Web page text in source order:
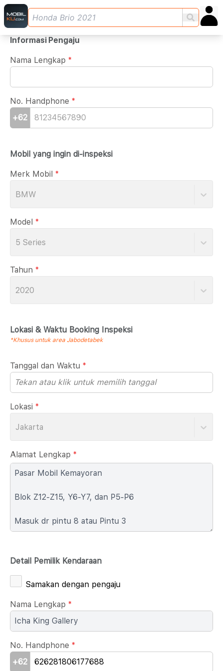
Informasi Pengaju
Nama Lengkap *
No. Handphone *
+62
Mobil yang ingin di-inspeksi
Merk Mobil *
BMW
Model *
5 Series
Tahun *
2020
Lokasi & Waktu Booking Inspeksi
*Khusus untuk area Jabodetabek
Tanggal dan Waktu *
Lokasi *
Jakarta
Alamat Lengkap *
Detail Pemilik Kendaraan
Samakan dengan pengaju
Nama Lengkap *
No. Handphone *
+62